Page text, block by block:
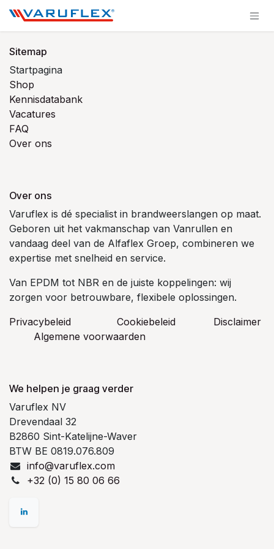
Sitemap
Startpagina
Shop
Kennisdatabank
Vacatures
FAQ
Over ons
Over ons
Varuflex is dé specialist in brandweerslangen op maat.
Geboren uit het vakmanschap van Vanrullen en
vandaag deel van de Alfaflex Groep, combineren we
expertise met snelheid en service.
Van EPDM tot NBR en de juiste koppelingen: wij
zorgen voor betrouwbare, flexibele oplossingen.
Privacybeleid
Cookiebeleid
​Disclaimer
Algemene voorwaarden
We helpen je graag verder
Varuflex NV
Drevendaal 32
B2860 Sint-Katelijne-Waver
BTW BE 0819.076.809
info@varuflex.com
+32 (0) 15 80 06 66